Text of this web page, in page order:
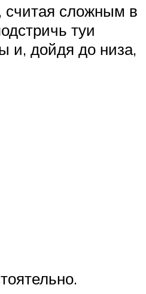
считая сложным в
туи
и, дойдя до низа,